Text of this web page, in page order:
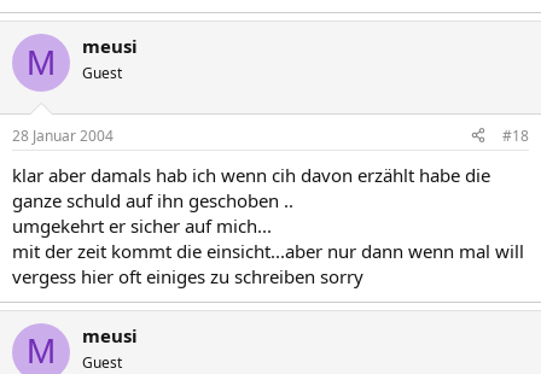
M meusi
Guest
28 Januar 2004 #18
klar aber damals hab ich wenn cih davon erzählt habe die
ganze schuld auf ihn geschoben ..
umgekehrt er sicher auf mich...
mit der zeit kommt die einsicht...aber nur dann wenn mal will
vergess hier oft einiges zu schreiben sorry
M meusi
Guest